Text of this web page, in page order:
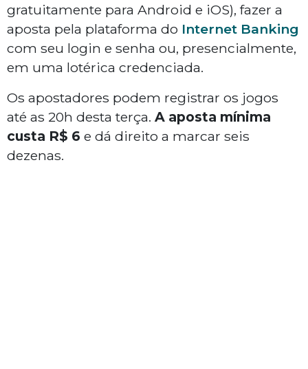
gratuitamente para Android e iOS), fazer a
aposta pela plataforma do Internet Banking
com seu login e senha ou, presencialmente,
em uma lotérica credenciada.
Os apostadores podem registrar os jogos
até as 20h desta terça. A aposta mínima
custa R$ 6 e dá direito a marcar seis
dezenas.